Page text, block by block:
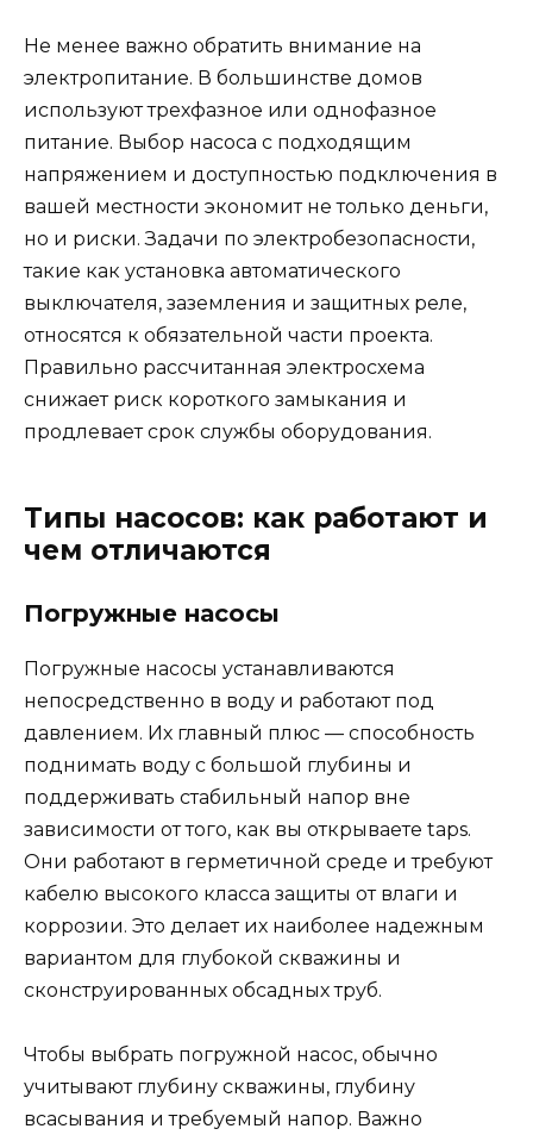
Не менее важно обратить внимание на
электропитание. В большинстве домов
используют трехфазное или однофазное
питание. Выбор насоса с подходящим
напряжением и доступностью подключения в
вашей местности экономит не только деньги,
но и риски. Задачи по электробезопасности,
такие как установка автоматического
выключателя, заземления и защитных реле,
относятся к обязательной части проекта.
Правильно рассчитанная электросхема
снижает риск короткого замыкания и
продлевает срок службы оборудования.
Типы насосов: как работают и
чем отличаются
Погружные насосы
Погружные насосы устанавливаются
непосредственно в воду и работают под
давлением. Их главный плюс — способность
поднимать воду с большой глубины и
поддерживать стабильный напор вне
зависимости от того, как вы открываете taps.
Они работают в герметичной среде и требуют
кабелю высокого класса защиты от влаги и
коррозии. Это делает их наиболее надежным
вариантом для глубокой скважины и
сконструированных обсадных труб.
Чтобы выбрать погружной насос, обычно
учитывают глубину скважины, глубину
всасывания и требуемый напор. Важно